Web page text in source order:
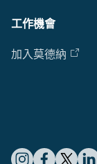
工作機會
加入莫德納